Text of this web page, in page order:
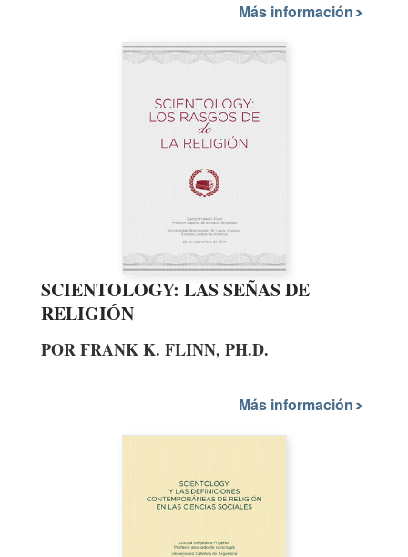
Más información
SCIENTOLOGY: LAS SEÑAS DE
RELIGIÓN
POR FRANK K. FLINN, PH.D.
Más información